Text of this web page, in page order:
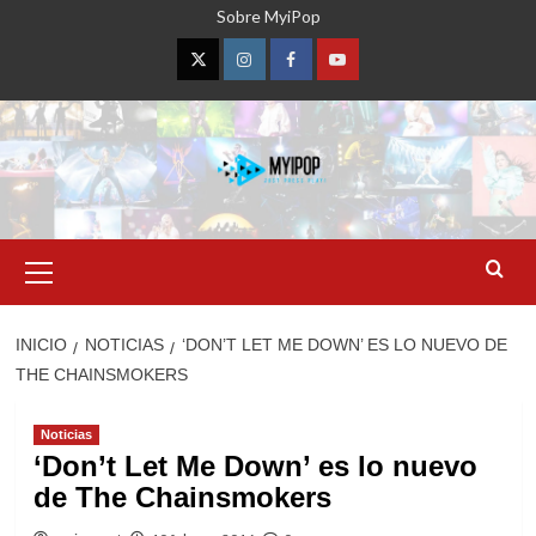
Sobre MyiPop
TwitterInstagramFacebookYouTube
primario
INICIO NOTICIAS
‘DON’T LET ME DOWN’ ES LO NUEVO DE
THE CHAINSMOKERS
Noticias
‘Don’t Let Me Down’ es lo nuevo
de The Chainsmokers